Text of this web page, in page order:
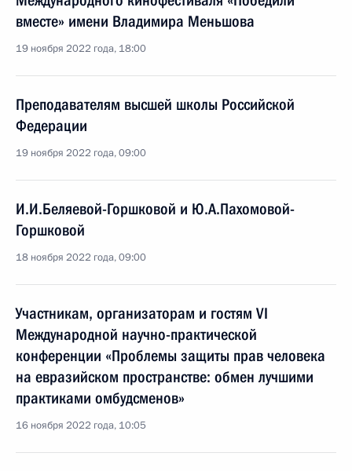
вместе» имени Владимира Меньшова
19 ноября 2022 года, 18:00
Преподавателям высшей школы Российской
Федерации
19 ноября 2022 года, 09:00
И.И.Беляевой-Горшковой и Ю.А.Пахомовой-
Горшковой
18 ноября 2022 года, 09:00
Участникам, организаторам и гостям VI
Международной научно-практической
конференции «Проблемы защиты прав человека
на евразийском пространстве: обмен лучшими
практиками омбудсменов»
16 ноября 2022 года, 10:05